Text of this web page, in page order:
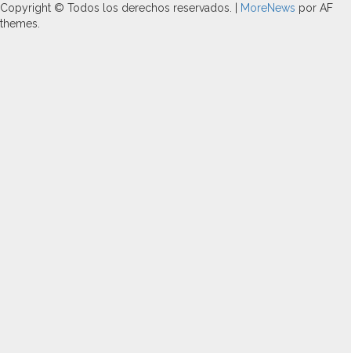
Copyright © Todos los derechos reservados.
MoreNews por AF
themes.